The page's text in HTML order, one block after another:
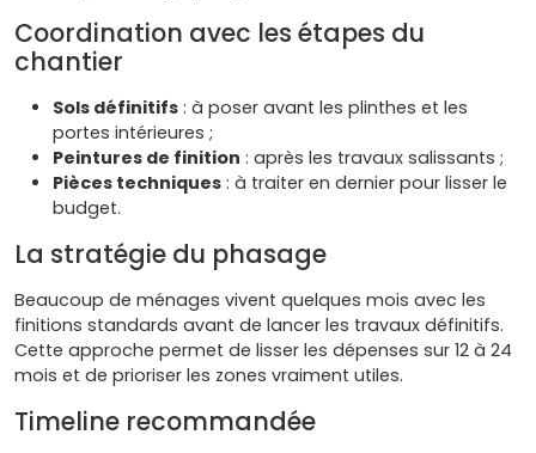
Coordination avec les étapes du
chantier
Sols définitifs : à poser avant les plinthes et les
portes intérieures ;
Peintures de finition : après les travaux salissants ;
Pièces techniques : à traiter en dernier pour lisser le
budget.
La stratégie du phasage
Beaucoup de ménages vivent quelques mois avec les
finitions standards avant de lancer les travaux définitifs.
Cette approche permet de lisser les dépenses sur 12 à 24
mois et de prioriser les zones vraiment utiles.
Timeline recommandée